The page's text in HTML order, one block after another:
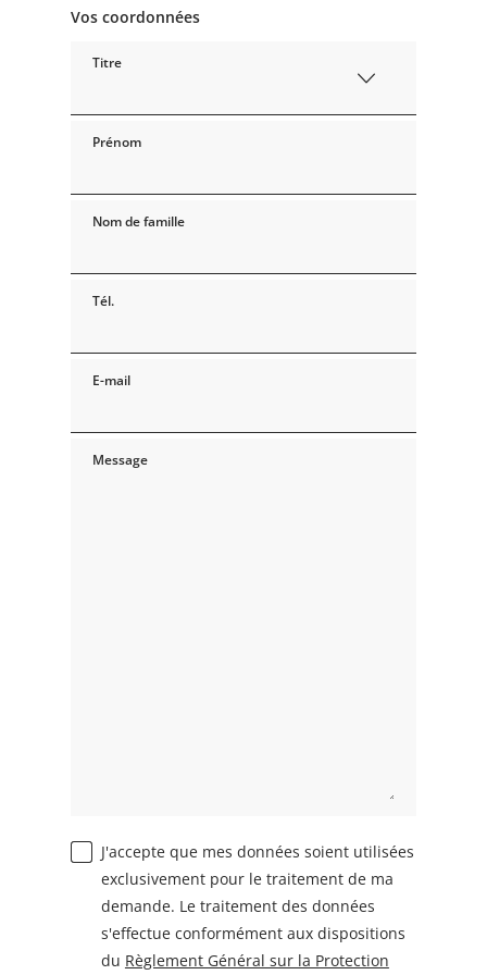
Vos coordonnées
Titre
Prénom
Nom de famille
Tél.
E-mail
Message
J'accepte que mes données soient utilisées
exclusivement pour le traitement de ma
demande. Le traitement des données
s'effectue conformément aux dispositions
du Règlement Général sur la Protection